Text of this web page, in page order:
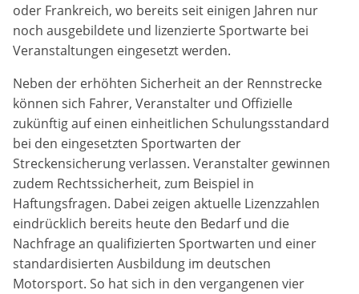
oder Frankreich, wo bereits seit einigen Jahren nur
noch ausgebildete und lizenzierte Sportwarte bei
Veranstaltungen eingesetzt werden.
Neben der erhöhten Sicherheit an der Rennstrecke
können sich Fahrer, Veranstalter und Offizielle
zukünftig auf einen einheitlichen Schulungsstandard
bei den eingesetzten Sportwarten der
Streckensicherung verlassen. Veranstalter gewinnen
zudem Rechtssicherheit, zum Beispiel in
Haftungsfragen. Dabei zeigen aktuelle Lizenzzahlen
eindrücklich bereits heute den Bedarf und die
Nachfrage an qualifizierten Sportwarten und einer
standardisierten Ausbildung im deutschen
Motorsport. So hat sich in den vergangenen vier
Name:
gw-cookie-bgimage
DMSB
Zweck:
Dieser Cookie speichert Informationen zu
verwendeten Hintergrundbildern der Website.
24 Stunden
Cookie Consent